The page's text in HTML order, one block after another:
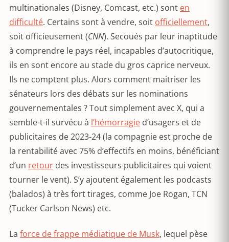
multinationales (Disney, Comcast, etc.) sont en
difficulté. Certains sont à vendre, soit officiellement,
soit officieusement (CNN). Secoués par leur inaptitude
à comprendre le pays réel, incapables d’autocritique,
ils en sont encore au stade du gros caprice nerveux.
Ils ne comptent plus. Alors comment maitriser les
sénateurs lors des débats sur les nominations
gouvernementales ? Tout simplement avec X, qui a
semble-t-il survécu à l’hémorragie d’usagers et de
publicitaires de 2023-24 (la compagnie est proche de
la rentabilité avec 75% d’effectifs en moins, bénéficiant
d’un retour des investisseurs publicitaires qui voient
tourner le vent). S’y ajoutent également les podcasts
(balados) à très fort tirages, comme Joe Rogan, TCN
(Tucker Carlson News) etc.
La force de frappe médiatique de Musk, lequel pèse